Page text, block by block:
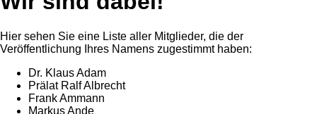
Hier sehen Sie eine Liste aller Mitglieder, die der
Veröffentlichung Ihres Namens zugestimmt haben:
Dr. Klaus Adam
Prälat Ralf Albrecht
Frank Ammann
Markus Ande